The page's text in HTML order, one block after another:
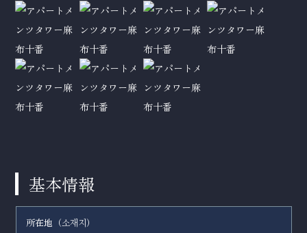
基本情報
所在地（소재지 ）